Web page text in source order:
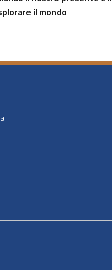
il mondo